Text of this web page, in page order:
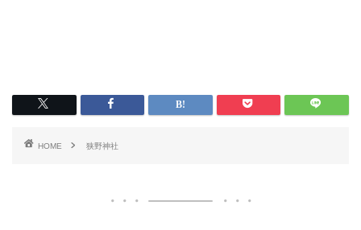
HOME 狭野神社